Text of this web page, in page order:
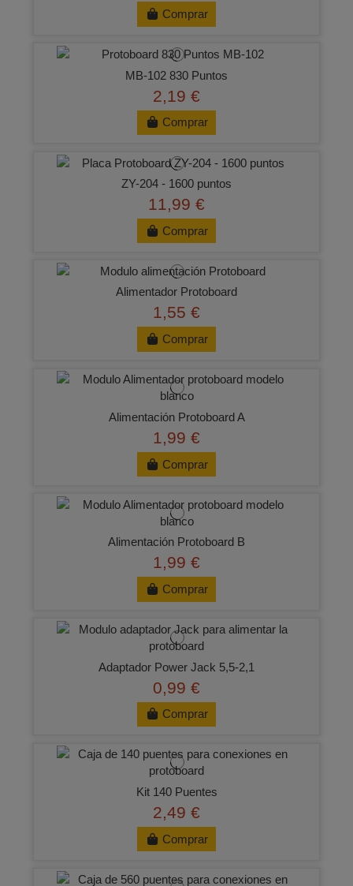
Comprar
MB-102 830 Puntos
2,19 €
Comprar
ZY-204 - 1600 puntos
11,99 €
Comprar
Alimentador Protoboard
1,55 €
Comprar
Alimentación Protoboard A
1,99 €
Comprar
Alimentación Protoboard B
1,99 €
Comprar
Adaptador Power Jack 5,5-2,1
0,99 €
Comprar
Kit 140 Puentes
2,49 €
Comprar